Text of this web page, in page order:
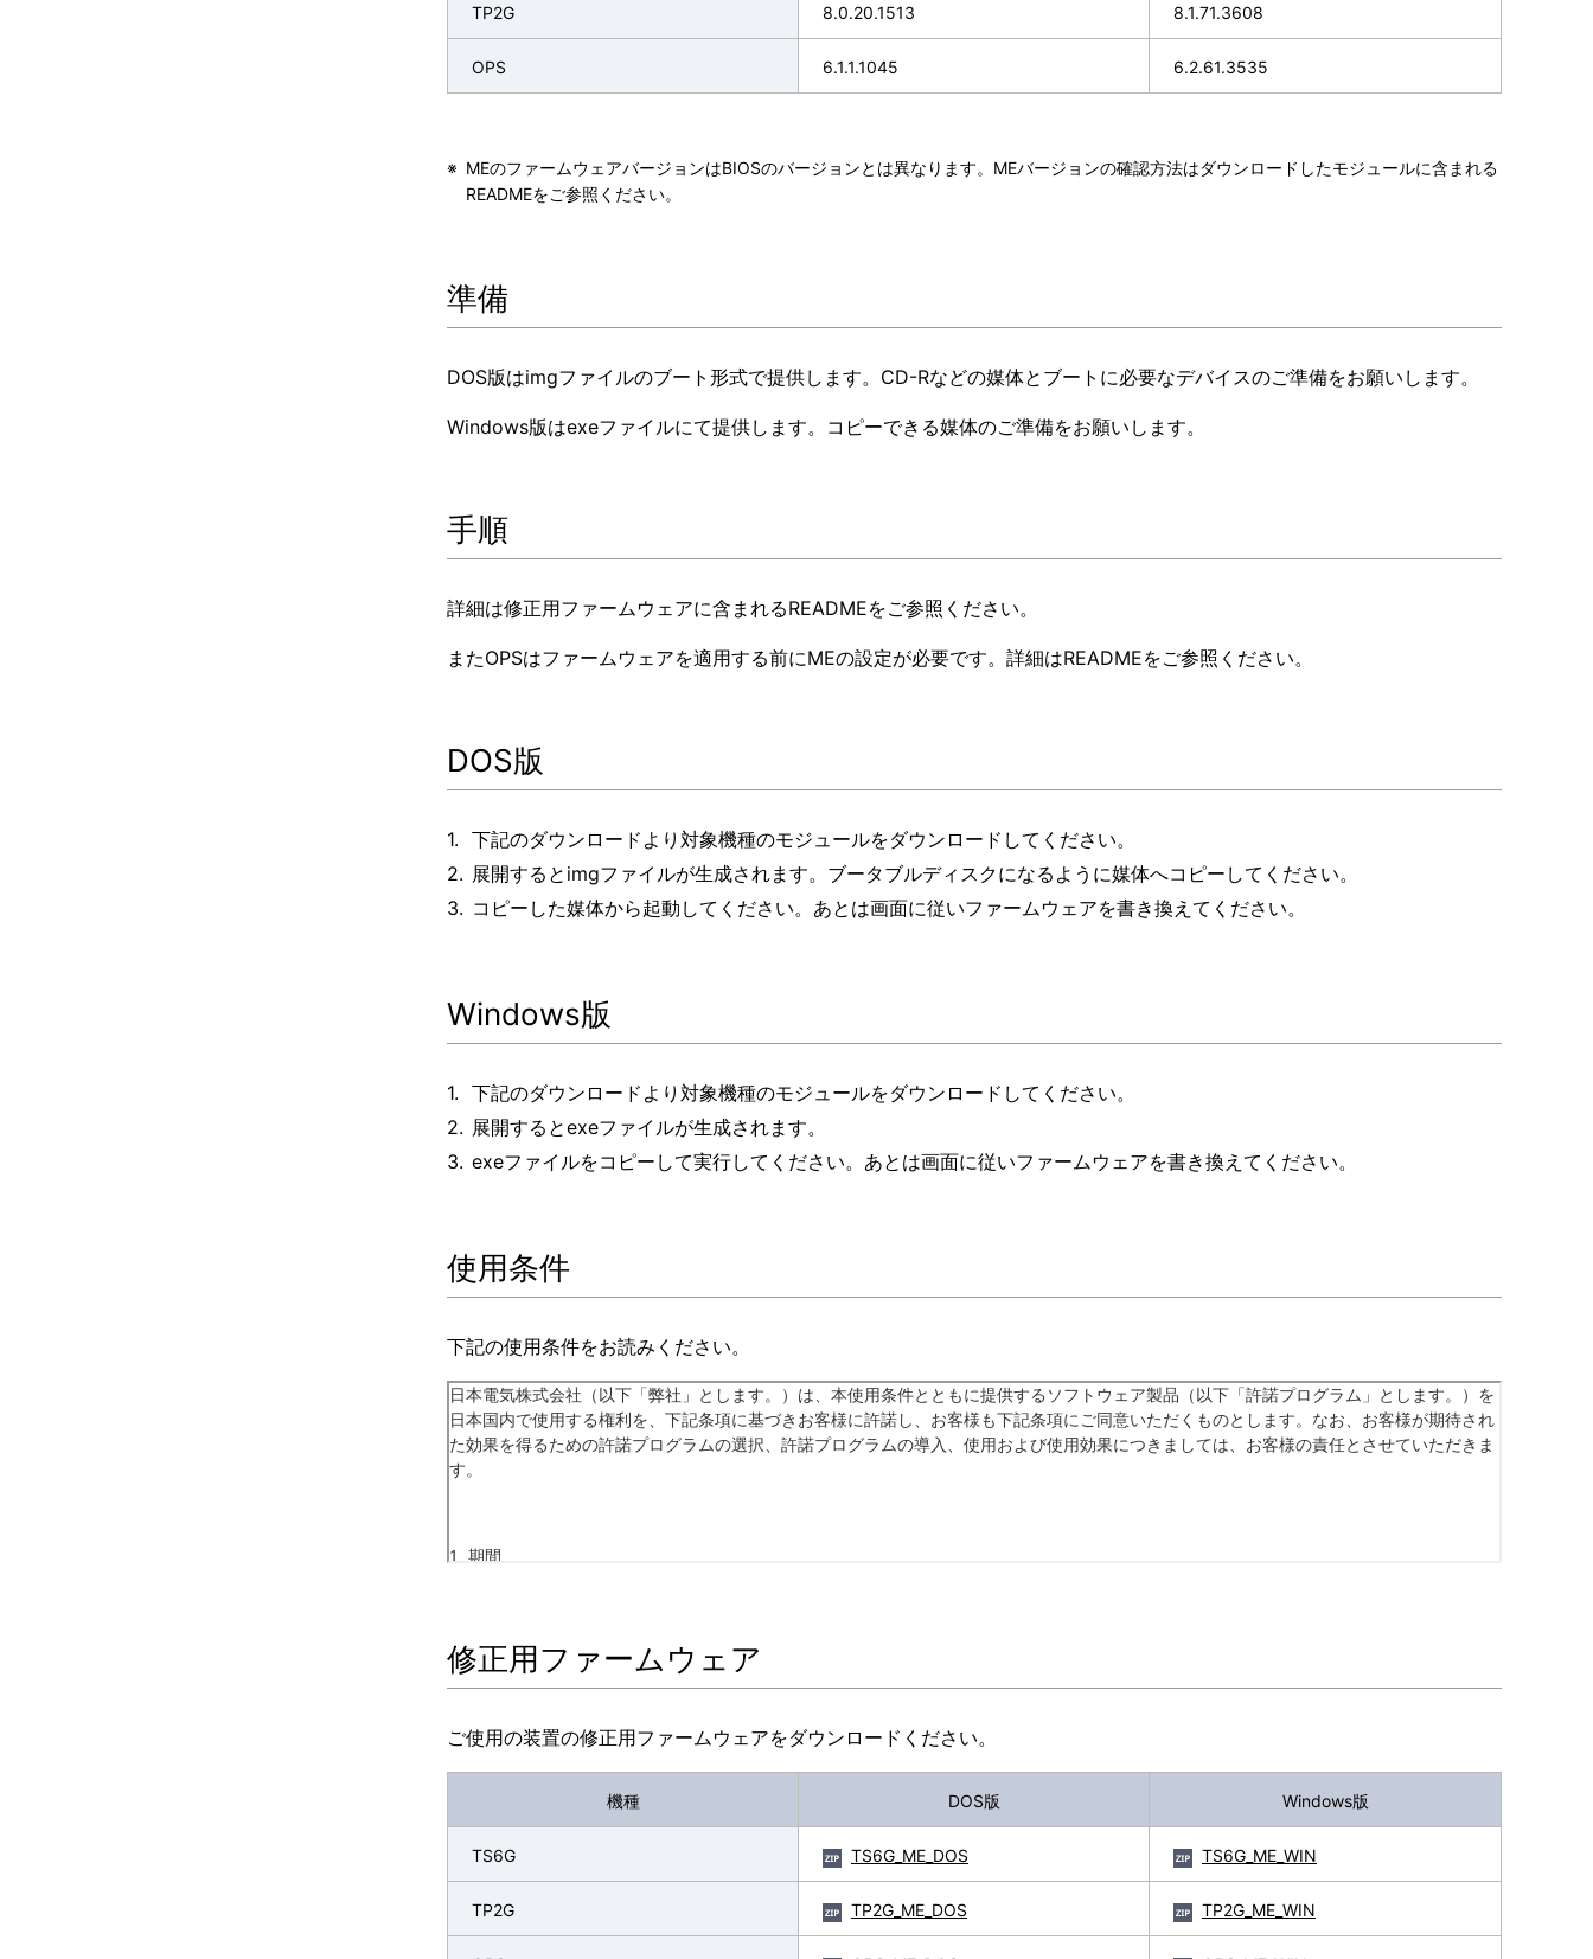
TP2G 8.0.20.1513 8.1.71.3608
OPS 6.1.1.1045 6.2.61.3535
※ MEのファームウェアバージョンはBIOSのバージョンとは異なります。MEバージョンの確認方法はダウンロードしたモジュールに含まれる
READMEをご参照ください。
準備
DOS版はimgファイルのブート形式で提供します。CD-Rなどの媒体とブートに必要なデバイスのご準備をお願いします。
Windows版はexeファイルにて提供します。コピーできる媒体のご準備をお願いします。
手順
詳細は修正用ファームウェアに含まれるREADMEをご参照ください。
またOPSはファームウェアを適用する前にMEの設定が必要です。詳細はREADMEをご参照ください。
DOS版
下記のダウンロードより対象機種のモジュールをダウンロードしてください。
展開するとimgファイルが生成されます。ブータブルディスクになるように媒体へコピーしてください。
コピーした媒体から起動してください。あとは画面に従いファームウェアを書き換えてください。
Windows版
下記のダウンロードより対象機種のモジュールをダウンロードしてください。
展開するとexeファイルが生成されます。
exeファイルをコピーして実行してください。あとは画面に従いファームウェアを書き換えてください。
使用条件
下記の使用条件をお読みください。
修正用ファームウェア
ご使用の装置の修正用ファームウェアをダウンロードください。
機種 DOS版 Windows版
TS6G TS6G_ME_DOS TS6G_ME_WIN
TP2G TP2G_ME_DOS TP2G_ME_WIN